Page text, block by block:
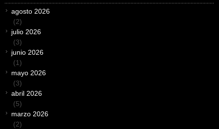
agosto 2026
(2)
julio 2026
(3)
junio 2026
(1)
mayo 2026
(3)
abril 2026
(5)
marzo 2026
(2)